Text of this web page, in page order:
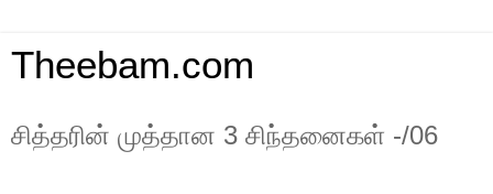
Theebam.com
சித்தரின் முத்தான 3 சிந்தனைகள் -/06